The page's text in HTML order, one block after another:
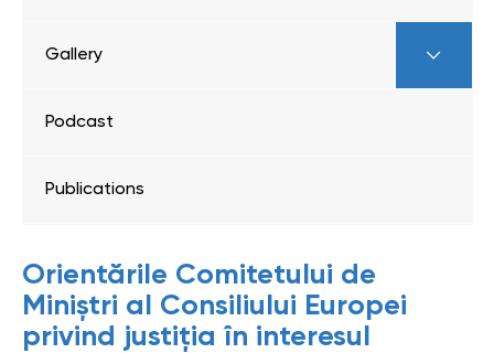
Orientările Comitetului de
Miniștri al Consiliului Europei
privind justiția în interesul
Gallery
Podcast
Publications